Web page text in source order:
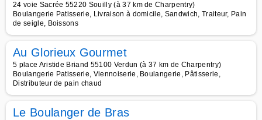
24 voie Sacrée 55220 Souilly (à 37 km de Charpentry)
Boulangerie Patisserie, Livraison à domicile, Sandwich, Traiteur, Pain
de seigle, Boissons
Au Glorieux Gourmet
5 place Aristide Briand 55100 Verdun (à 37 km de Charpentry)
Boulangerie Patisserie, Viennoiserie, Boulangerie, Pâtisserie,
Distributeur de pain chaud
Le Boulanger de Bras